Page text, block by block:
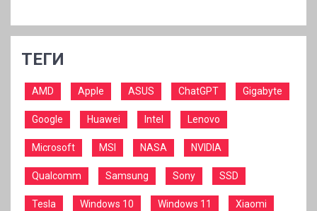
ТЕГИ
AMD Apple ASUS ChatGPT Gigabyte
Google Huawei Intel Lenovo
Microsoft MSI NASA NVIDIA
Qualcomm Samsung Sony SSD
Tesla Windows 10 Windows 11 Xiaomi